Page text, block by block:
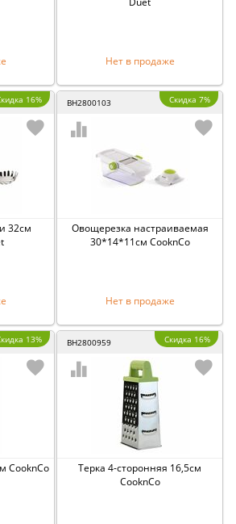
Нет в продаже
16%
32см
BH2800103 Скидка 7%
Овощерезка настраиваемая
30*14*11см CooknCo
Нет в продаже
13%
CooknCo
BH2800959 Скидка 16%
Терка 4-сторонняя 16,5см
CooknCo